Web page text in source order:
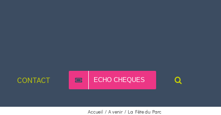
CONTACT ECHO CHEQUES
Accueil A venir La Fête du Parc